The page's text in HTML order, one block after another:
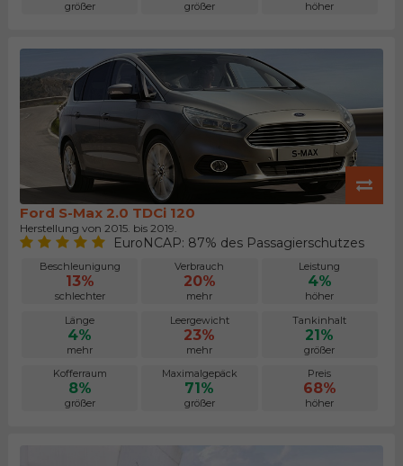
größer größer höher
Ford S-Max 2.0 TDCi 120
Herstellung von 2015. bis 2019.
EuroNCAP: 87% des Passagierschutzes
Beschleunigung
13%
schlechter
Verbrauch
20%
mehr
Leistung
4%
höher
Länge
4%
mehr
Leergewicht
23%
mehr
Tankinhalt
21%
größer
Kofferraum
8%
größer
Maximalgepäck
71%
größer
Preis
68%
höher